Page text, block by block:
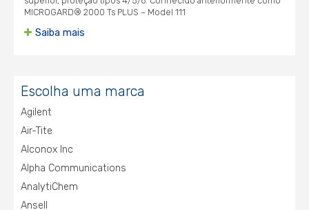
MICROGARD® 2000 Ts PLUS – Model 111
Saiba mais
Escolha uma marca
Agilent
Air-Tite
Alconox Inc
Alpha Communications
AnalytiChem
Ansell